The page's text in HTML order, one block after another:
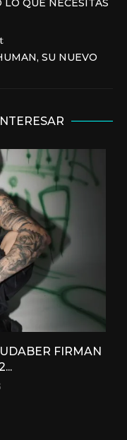
QUE NECESITAS
SU NUEVO
FIRMAN